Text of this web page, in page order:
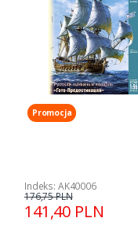
Promocja
Indeks: AK40006
141,40 PLN
176,75 PLN